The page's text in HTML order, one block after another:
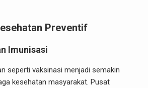
Preventif
Imunisasi
seperti vaksinasi menjadi semakin
kesehatan masyarakat. Pusat